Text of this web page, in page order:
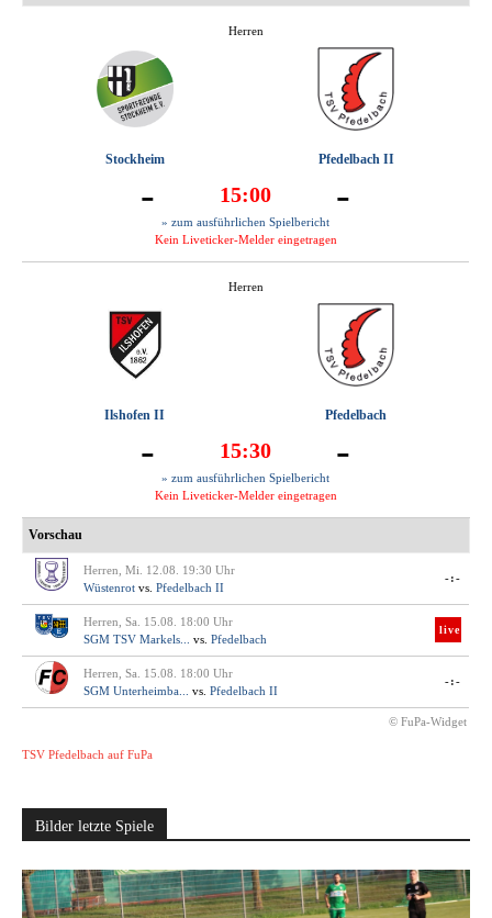
Herren
Stockheim Pfedelbach II
- 15:00 -
» zum ausführlichen Spielbericht
Kein Liveticker-Melder eingetragen
Herren
Ilshofen II Pfedelbach
- 15:30 -
» zum ausführlichen Spielbericht
Kein Liveticker-Melder eingetragen
Vorschau
Herren, Mi. 12.08. 19:30 Uhr
Wüstenrot vs. Pfedelbach II
-:-
Herren, Sa. 15.08. 18:00 Uhr
SGM TSV Markels...
vs. Pfedelbach
live
Herren, Sa. 15.08. 18:00 Uhr
SGM Unterheimba...
vs. Pfedelbach II
-:-
© FuPa-Widget
TSV Pfedelbach auf FuPa
Bilder letzte Spiele